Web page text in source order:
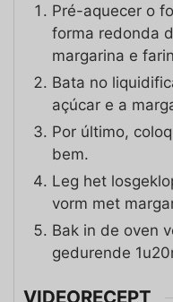
Pré-aquecer o
forma redonda
margarina e
Bata no
açúcar e a
Por último,
bem.
Leg het
vorm met
Bak in de oven
gedurende
VIDEORECEPT